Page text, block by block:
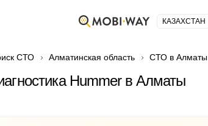
КАЗАХСТАН
СТО Алматинская область СТО в Алматы
Hummer в Алматы